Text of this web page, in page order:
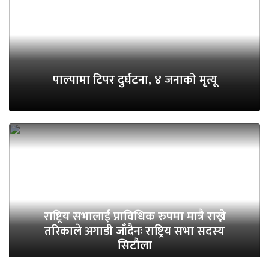
पाल्पामा टिपर दुर्घटना, ४ जनाको मृत्यू
राष्ट्रिय सभालाई प्राविधिक रुपमा मात्रै राख्ने
तरिकाले अगाडी जाँदैनः राष्ट्रिय सभा सदस्य
सिटौला